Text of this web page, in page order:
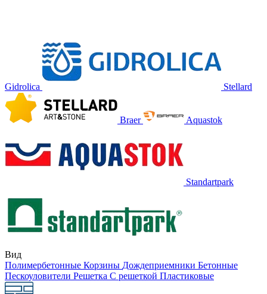
Gidrolica Stellard
Braer Aquastok
Standartpark
Вид
Полимербетонные Корзины Дождеприемники Бетонные
Пескоуловители Решетка С решеткой Пластиковые